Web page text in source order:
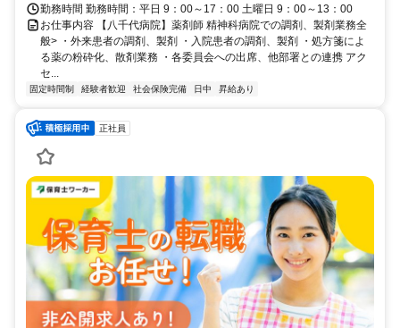
勤務時間 勤務時間：平日 9：00～17：00 土曜日 9：00～13：00
お仕事内容 【八千代病院】薬剤師 精神科病院での調剤、製剤業務全
般> ・外来患者の調剤、製剤 ・入院患者の調剤、製剤 ・処方箋によ
る薬の粉砕化、散剤業務 ・各委員会への出席、他部署との連携 アク
セ...
固定時間制 経験者歓迎 社会保険完備 日中 昇給あり
正社員